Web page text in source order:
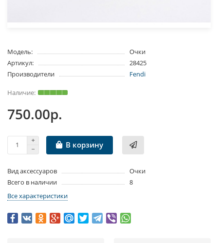
Модель:
Очки
Артикул:
28425
Производители
Fendi
750.00р.
В корзину
Вид аксессуаров
Очки
Всего в наличии
8
Все характеристики